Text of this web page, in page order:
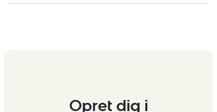
Opret dig i